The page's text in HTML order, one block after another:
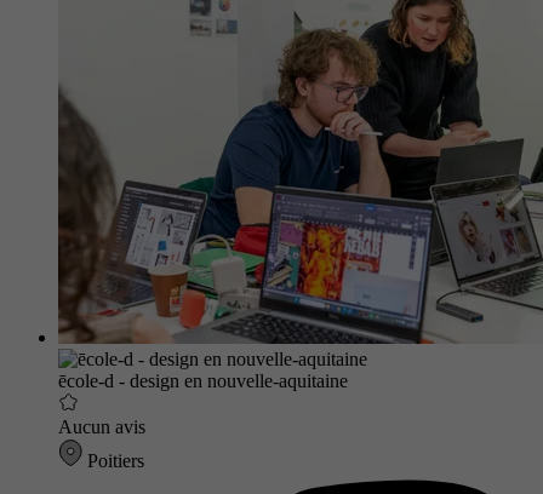
ēcole-d - design en nouvelle-aquitaine
Aucun avis
Poitiers